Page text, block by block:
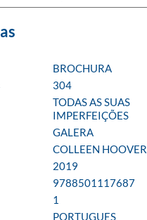
BROCHURA
304
TODAS AS SUAS
IMPERFEIÇÕES
GALERA
COLLEEN HOOVER
2019
9788501117687
1
PORTUGUES